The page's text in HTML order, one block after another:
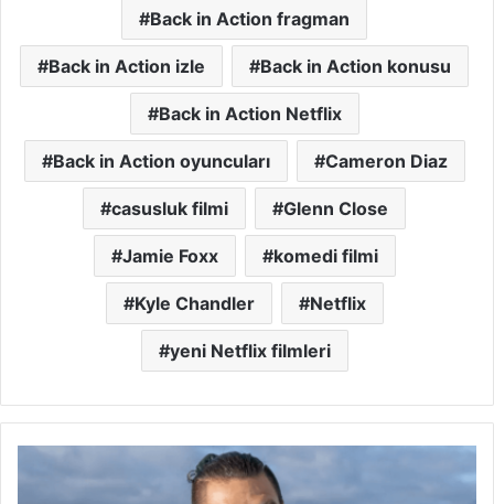
Back in Action fragman
Back in Action izle Back in Action konusu
Back in Action Netflix
Back in Action oyuncuları Cameron Diaz
casusluk filmi Glenn Close
Jamie Foxx komedi filmi
Kyle Chandler Netflix
yeni Netflix filmleri
Jason